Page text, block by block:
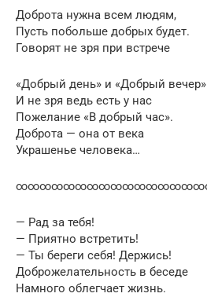
Доброта нужна всем людям,
Пусть побольше добрых будет.
Говорят не зря при встрече
«Добрый день» и «Добрый
И не зря ведь есть у нас
Пожелание «В добрый час».
Доброта — она от века
Украшенье человека…
— Рад за тебя!
— Приятно встретить!
— Ты береги себя! Держись!
Доброжелательность в беседе
Намного облегчает жизнь.